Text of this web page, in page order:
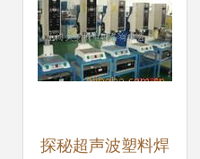
探秘超声波塑料焊